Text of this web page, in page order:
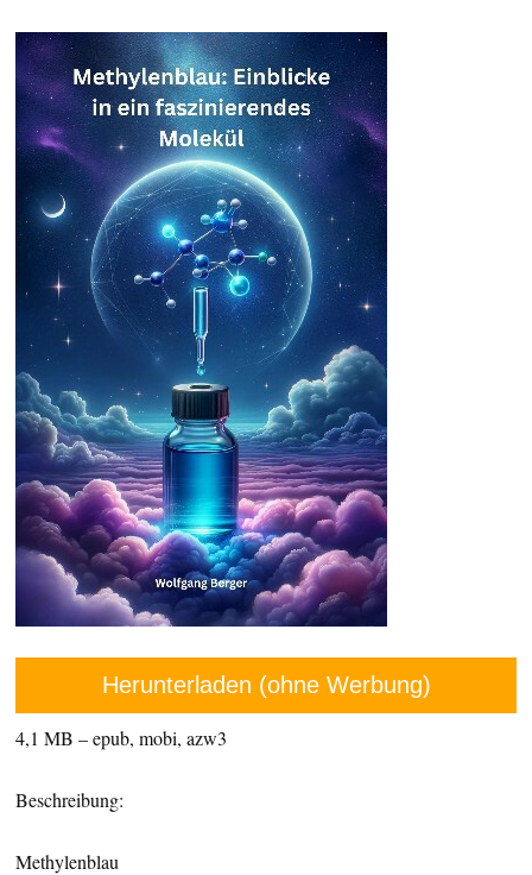
Herunterladen (ohne Werbung)
4,1 MB – epub, mobi, azw3
Beschreibung:
Methylenblau